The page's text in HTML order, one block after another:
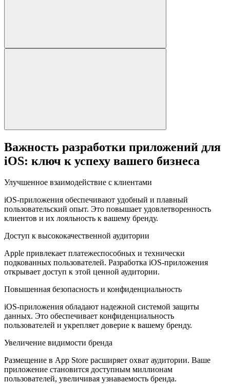
Важность разработки приложений для
iOS: ключ к успеху вашего бизнеса
Улучшенное взаимодействие с клиентами
iOS-приложения обеспечивают удобный и плавный
пользовательский опыт. Это повышает удовлетворенность
клиентов и их лояльность к вашему бренду.
Доступ к высококачественной аудитории
Apple привлекает платежеспособных и технически
подкованных пользователей. Разработка iOS-приложения
открывает доступ к этой ценной аудитории.
Повышенная безопасность и конфиденциальность
iOS-приложения обладают надежной системой защиты
данных. Это обеспечивает конфиденциальность
пользователей и укрепляет доверие к вашему бренду.
Увеличение видимости бренда
Размещение в App Store расширяет охват аудитории. Ваше
приложение становится доступным миллионам
пользователей, увеличивая узнаваемость бренда.